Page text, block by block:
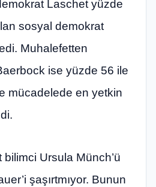
Laschet yüzde
sosyal demokrat
Muhalefetten
ise yüzde 56 ile
mücadelede en yetkin
Ursula Münch’ü
şaşırtmıyor. Bunun